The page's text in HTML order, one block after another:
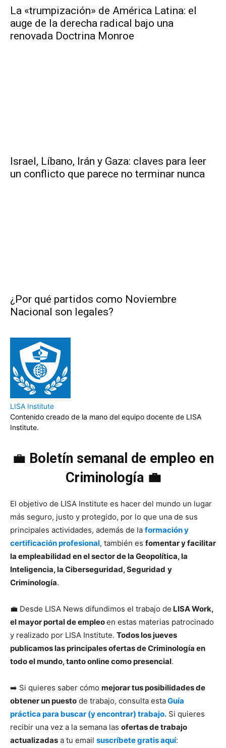
La «trumpización» de América Latina: el
auge de la derecha radical bajo una
renovada Doctrina Monroe
Israel, Líbano, Irán y Gaza: claves para leer
un conflicto que parece no terminar nunca
¿Por qué partidos como Noviembre
Nacional son legales?
LISA Institute
Contenido creado de la mano del equipo docente de LISA
Institute.
💼 Boletín semanal de empleo en
Criminología 💼
El objetivo de LISA Institute es hacer del mundo un lugar
más seguro, justo y protegido, por lo que una de sus
principales actividades, además de la formación y
certificación profesional, también es fomentar y facilitar
la empleabilidad en el sector de la Geopolítica, la
Inteligencia, la Ciberseguridad, Seguridad y
Criminología.
💼 Desde LISA News difundimos el trabajo de LISA Work,
el mayor portal de empleoen estas materias patrocinado
y realizado por LISA Institute. Todos los jueves
publicamos las principales ofertas de Criminología en
todo el mundo, tanto online como presencial.
➡️ Si quieres saber cómo mejorar tus posibilidades de
obtener un puesto de trabajo, consulta estaGuía
práctica para buscar (y encontrar) trabajo. Si quieres
recibir una vez a la semana las ofertas de trabajo
actualizadas a tu email suscríbete gratis aquí: